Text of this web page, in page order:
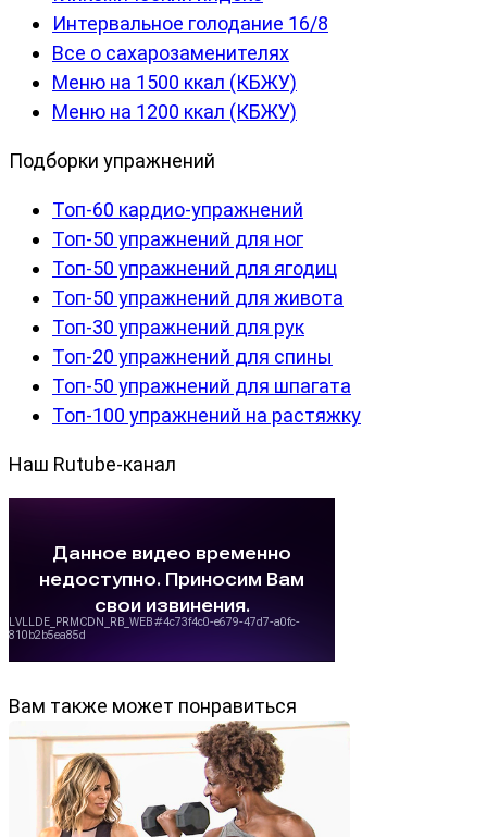
Интервальное голодание 16/8
Все о сахарозаменителях
Меню на 1500 ккал (КБЖУ)
Меню на 1200 ккал (КБЖУ)
Подборки упражнений
Топ-60 кардио-упражнений
Топ-50 упражнений для ног
Топ-50 упражнений для ягодиц
Топ-50 упражнений для живота
Топ-30 упражнений для рук
Топ-20 упражнений для спины
Топ-50 упражнений для шпагата
Топ-100 упражнений на растяжку
Наш Rutube-канал
Вам также может понравиться